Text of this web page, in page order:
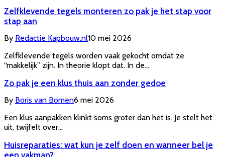
Zelfklevende tegels monteren zo pak je het stap voor
stap aan
By Redactie Kapbouw.nl10 mei 2026
Zelfklevende tegels worden vaak gekocht omdat ze
“makkelijk” zijn. In theorie klopt dat. In de…
Zo pak je een klus thuis aan zonder gedoe
By Boris van Bomen6 mei 2026
Een klus aanpakken klinkt soms groter dan het is. Je stelt het
uit, twijfelt over…
Huisreparaties: wat kun je zelf doen en wanneer bel je
een vakman?